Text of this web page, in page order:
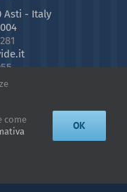
Asti - Italy
|Reserved Area
come
OK